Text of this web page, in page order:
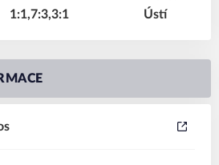
1:1,7:3,3:1